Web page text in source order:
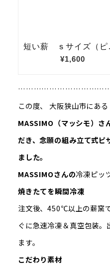
この度、 大阪狭山市にある
MASSIMO（マッシモ）さ
だき、念願の組み立て式
ました。
MASSIMOさんの冷凍ピッ
焼きたてを瞬間冷凍
注文後、450℃以上の薪窯
ぐに急速冷凍＆真空包装
ます。
こだわり素材